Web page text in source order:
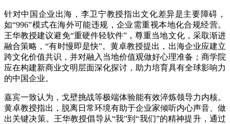
针对中国企业出海，李卫宁教授指出文化差异是主要障碍，
如“996”模式在海外可能违规，企业需重视本地化合规经营。
王华教授建议避免“重硬件轻软件”，尊重当地文化，采取渐进
融合策略，“有时慢即是快”。黄卓教授提出，出海企业应建立
跨文化价值共识，并对融入当地价值观做好心理准备；商学院
应在构建新商业文明层面深化探讨，助力培育具有全球影响力
的中国企业。
嘉宾一致认为，戈壁挑战等极端体验能有效淬炼领导力内核。
黄卓教授指出，脱离日常环境有助于企业家倾听内心声音、做
出关键决策。王华教授倡导从“我”到“我们”的精神提升，通过